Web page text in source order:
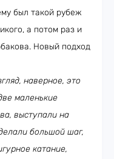
был такой рубеж
а потом раз и
Новый подход
наверное, это
маленькие
выступали на
большой шаг,
катание,